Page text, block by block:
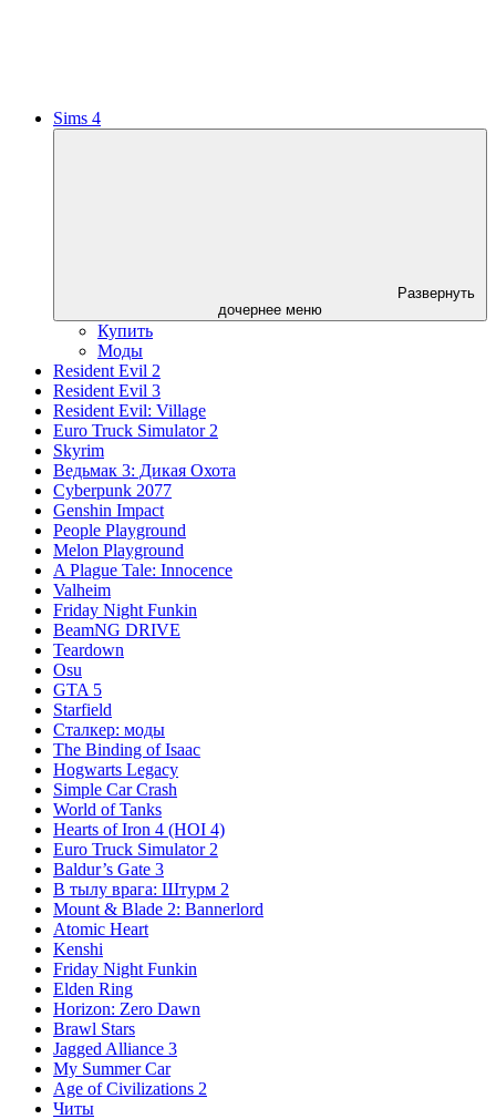
Sims 4
Развернуть
дочернее меню
Купить
Моды
Resident Evil 2
Resident Evil 3
Resident Evil: Village
Euro Truck Simulator 2
Skyrim
Ведьмак 3: Дикая Охота
Cyberpunk 2077
Genshin Impact
People Playground
Melon Playground
A Plague Tale: Innocence
Valheim
Friday Night Funkin
BeamNG DRIVE
Teardown
Osu
GTA 5
Starfield
Сталкер: моды
The Binding of Isaac
Hogwarts Legacy
Simple Car Crash
World of Tanks
Hearts of Iron 4 (HOI 4)
Euro Truck Simulator 2
Baldur’s Gate 3
В тылу врага: Штурм 2
Mount & Blade 2: Bannerlord
Atomic Heart
Kenshi
Friday Night Funkin
Elden Ring
Horizon: Zero Dawn
Brawl Stars
Jagged Alliance 3
My Summer Car
Age of Civilizations 2
Читы